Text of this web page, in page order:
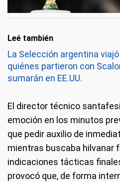
Leé también
La Selección argentina
quiénes partieron con
sumarán en EE.UU.
El director técnico
emoción en los minutos
que pedir auxilio de
mientras buscaba hilvanar
indicaciones tácticas
provocó que, de forma